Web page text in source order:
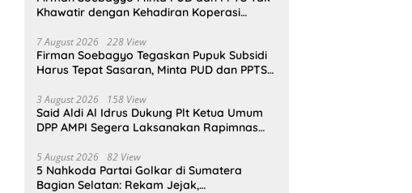
Khawatir dengan Kehadiran Koperasi
7 August 2026 228 View
Firman Soebagyo Tegaskan Pupuk Subsidi
Harus Tepat Sasaran, Minta PUD dan PPTS
3 August 2026 158 View
Said Aldi Al Idrus Dukung Plt Ketua Umum
DPP AMPI Segera Laksanakan Rapimnas
5 August 2026 82 View
5 Nahkoda Partai Golkar di Sumatera
Bagian Selatan: Rekam Jejak,